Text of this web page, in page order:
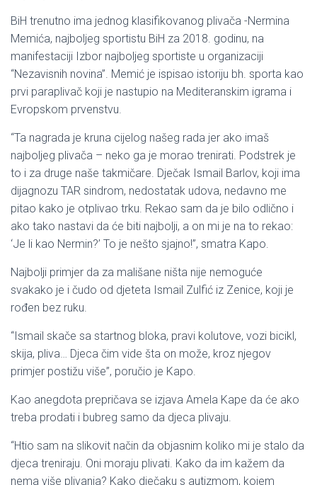
BiH trenutno ima jednog klasifikovanog plivača -Nermina
Memića, najboljeg sportistu BiH za 2018. godinu, na
manifestaciji Izbor najboljeg sportiste u organizaciji
“Nezavisnih novina”. Memić je ispisao istoriju bh. sporta kao
prvi paraplivač koji je nastupio na Mediteranskim igrama i
Evropskom prvenstvu.
“Ta nagrada je kruna cijelog našeg rada jer ako imaš
najboljeg plivača – neko ga je morao trenirati. Podstrek je
to i za druge naše takmičare. Dječak Ismail Barlov, koji ima
dijagnozu TAR sindrom, nedostatak udova, nedavno me
pitao kako je otplivao trku. Rekao sam da je bilo odlično i
ako tako nastavi da će biti najbolji, a on mi je na to rekao:
‘Je li kao Nermin?’ To je nešto sjajno!”, smatra Kapo.
Najbolji primjer da za mališane ništa nije nemoguće
svakako je i čudo od djeteta Ismail Zulfić iz Zenice, koji je
rođen bez ruku.
“Ismail skače sa startnog bloka, pravi kolutove, vozi bicikl,
skija, pliva… Djeca čim vide šta on može, kroz njegov
primjer postižu više”, poručio je Kapo.
Kao anegdota prepričava se izjava Amela Kape da će ako
treba prodati i bubreg samo da djeca plivaju.
“Htio sam na slikovit način da objasnim koliko mi je stalo da
djeca treniraju. Oni moraju plivati. Kako da im kažem da
nema više plivanja? Kako dječaku s autizmom, kojem